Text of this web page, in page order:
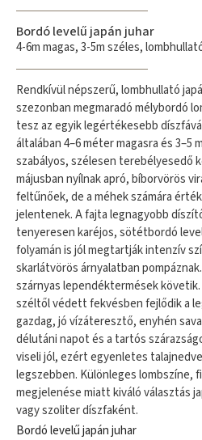
Bordó levelű japán juhar
4-6m magas, 3-5m széles,
Rendkívül népszerű, lombhullató
szezonban megmaradó mélybordó
tesz az egyik legértékesebb
általában 4–6 méter magasra és 3–5
szabályos, szélesen terebélyesedő
májusban nyílnak apró, bíborvörös
feltűnőek, de a méhek számára
jelentenek. A fajta legnagyobb
tenyeresen karéjos, sötétbordó
folyamán is jól megtartják intenzív
skarlátvörös árnyalatban
szárnyas lependéktermések
széltől védett fekvésben fejlődik a
gazdag, jó vízáteresztő, enyhén
délutáni napot és a tartós
viseli jól, ezért egyenletes
legszebben. Különleges lombszíne,
megjelenése miatt kiváló választás
vagy szoliter díszfaként.
Bordó levelű japán juhar